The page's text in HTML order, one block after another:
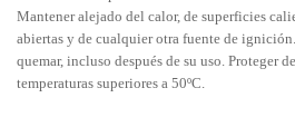
Mantener alejado del calor, de superficies
abiertas y de cualquier otra fuente de
quemar, incluso después de su uso. Proteger
temperaturas superiores a 50ºC.